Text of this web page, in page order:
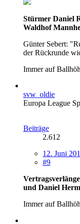
Stürmer Daniel
Waldhof
Günter Sebert:
der Rückrunde
Immer auf
svw_oldie
Europa League
Beiträge
2.612
12. Juni
#9
und Daniel Herm
Immer auf